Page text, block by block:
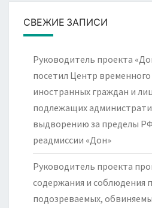
СВЕЖИЕ ЗАПИСИ
Руководитель проекта
посетил Центр
иностранных граждан и
подлежащих
выдворению за пределы
реадмиссии «Дон»
Руководитель проекта
содержания и соблюдения
подозреваемых,